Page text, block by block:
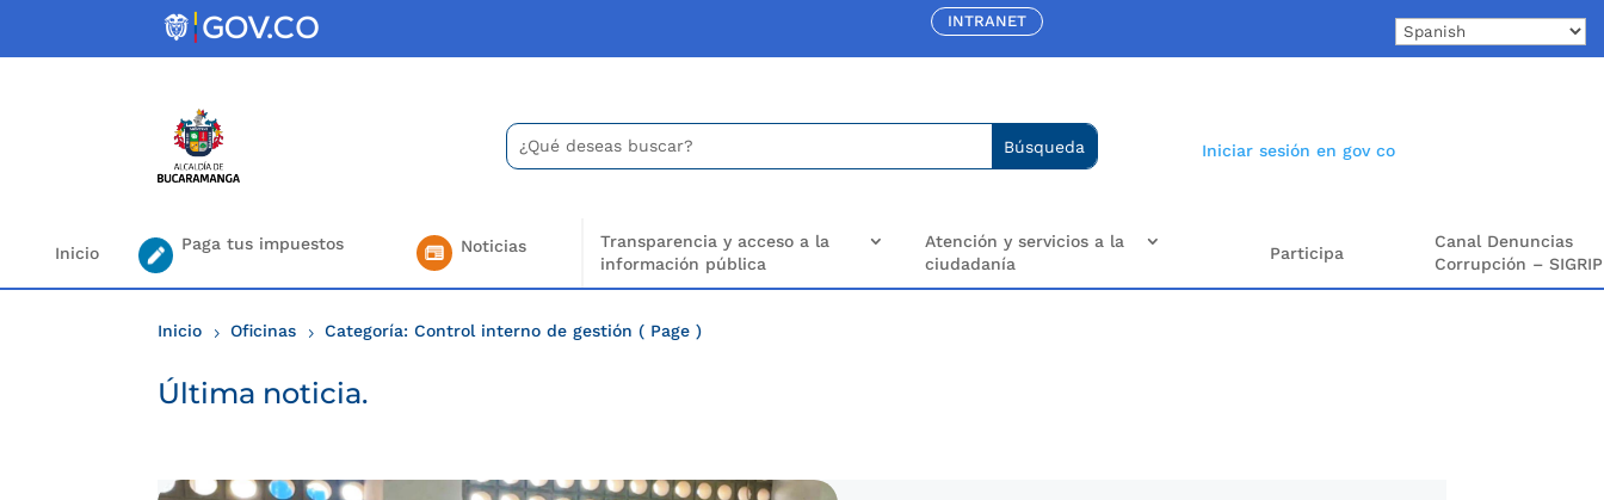
INTRANET
Buscar:
Search
for...
Iniciar sesión en gov co
Inicio Paga tus impuestos Noticias
Transparencia y acceso a la
información pública
Atención y servicios a la
ciudadanía
Participa
Canal Denuncias
Corrupción – SIGRIP
Inicio 5 Oficinas 5 Categoría: Control interno de gestión ( Page )
Última noticia.